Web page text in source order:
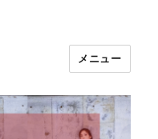
メニュー